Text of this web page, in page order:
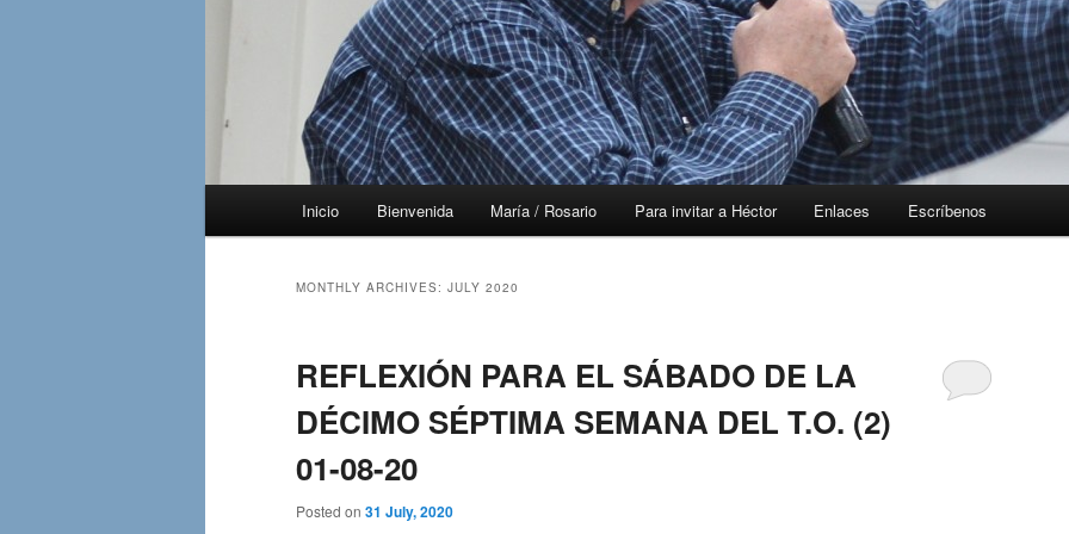
Inicio Bienvenida María / Rosario Para invitar a Héctor Enlaces Escríbenos
MONTHLY ARCHIVES: JULY 2020
REFLEXIÓN PARA EL SÁBADO DE LA
DÉCIMO SÉPTIMA SEMANA DEL T.O. (2)
01-08-20
Posted on 31 July, 2020